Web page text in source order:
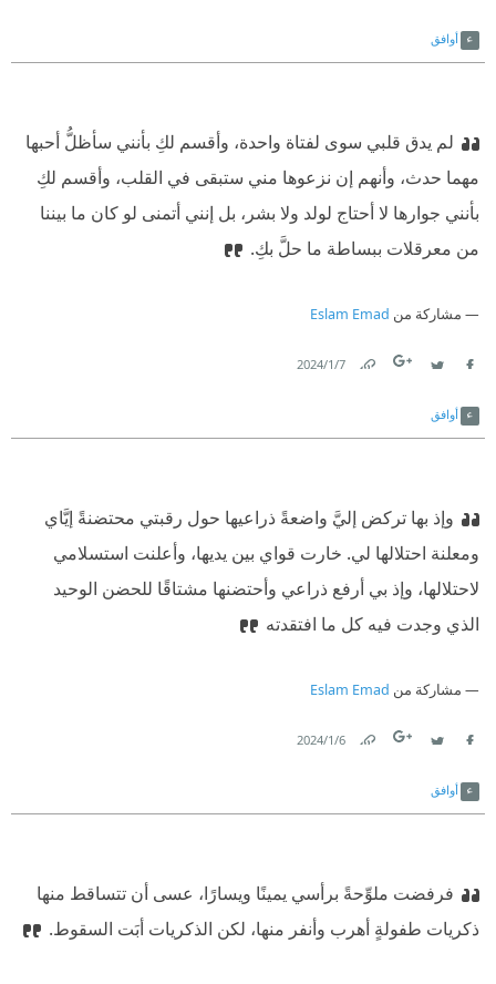
أوافق
‏لم يدق قلبي سوى لفتاة واحدة، وأقسم لكِ بأنني سأظلُّ أحبها
مهما حدث، وأنهم إن نزعوها مني ستبقى في القلب، وأقسم لكِ
بأنني جوارها لا أحتاج لولد ولا بشر، بل إنني أتمنى لو كان ما بيننا
من معرقلات ببساطة ما حلَّ بكِ.
مشاركة من Eslam Emad
7‏/1‏/2024
أوافق
وإذ بها تركض إليَّ واضعةً ذراعيها حول رقبتي محتضنةً إيَّاي
ومعلنة احتلالها لي.‏ ‫ ‏خارت قواي بين يديها، وأعلنت استسلامي
لاحتلالها، وإذ بي أرفع ذراعي وأحتضنها مشتاقًا للحضن الوحيد
الذي وجدت فيه كل ما افتقدته
مشاركة من Eslam Emad
6‏/1‏/2024
أوافق
فرفضت ملوِّحةً برأسي يمينًا ويسارًا، عسى أن تتساقط منها
ذكريات طفولةٍ أهرب وأنفر منها، لكن الذكريات أبَت السقوط.